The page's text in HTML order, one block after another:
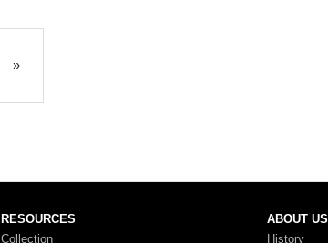
»
RESOURCES
Collection
ABOUT US
History